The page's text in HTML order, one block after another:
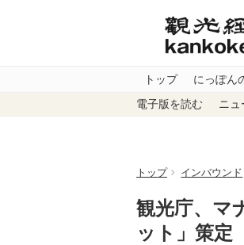
トップ にっぽん
電子版を読む ニュ
トップ インバウンド
観光庁、マ
ット」策